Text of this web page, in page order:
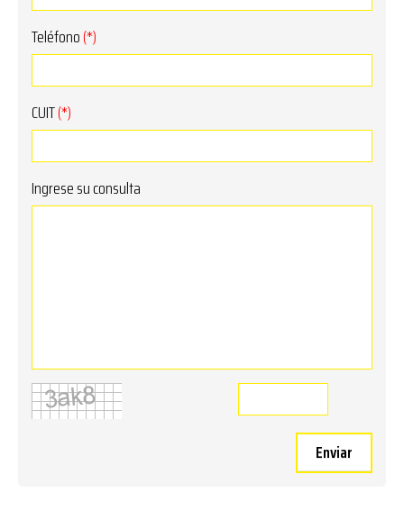
Teléfono(*)
CUIT(*)
Ingrese su consulta
Enviar